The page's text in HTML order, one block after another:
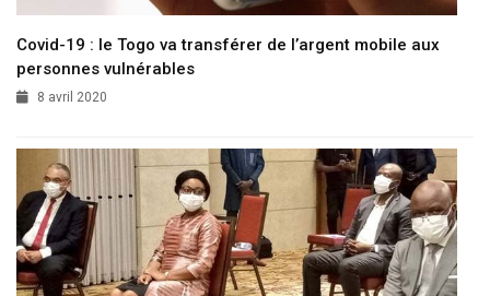
Covid-19 : le Togo va transférer de l’argent mobile aux
personnes vulnérables
8 avril 2020